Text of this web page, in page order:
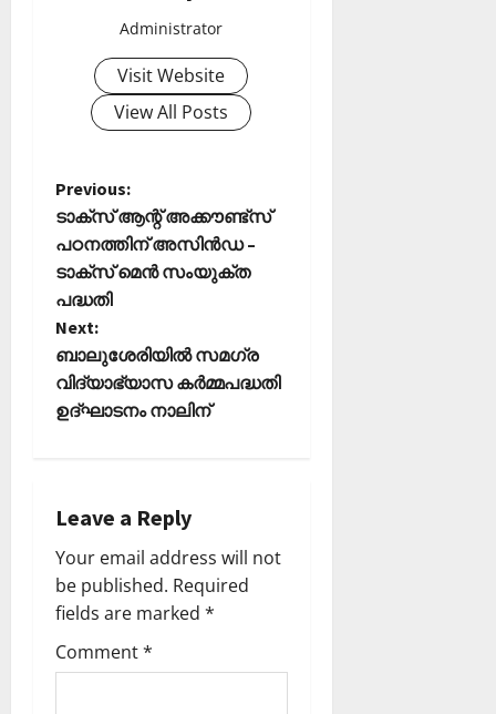
Administrator
Visit Website
View All Posts
P
o
s
t
n
a
i
g
a
t
Previous:
ടാക്സ് ആന്റ് അക്കൗണ്ട്സ്
പഠനത്തിന് അസിൻഡ –
ടാക്സ് മെൻ സംയുക്ത
പദ്ധതി
Next:
ബാലുശേരിയില്‍ സമഗ്ര
വിദ്യാഭ്യാസ കർമ്മപദ്ധതി
ഉദ്ഘാടനം നാലിന്
Leave a Reply
Your email address will not
be published. Required
fields are marked *
Comment*